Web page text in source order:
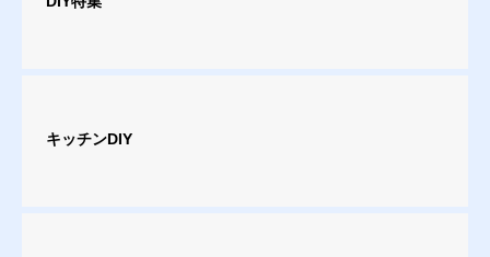
キッチンDIY